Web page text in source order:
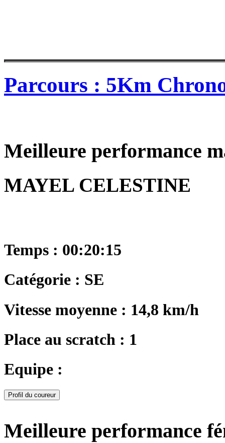
Parcours : 5Km
Meilleure performance
MAYEL CELESTINE
Temps : 00:20:15
Catégorie : SE
Vitesse moyenne : 14,8 km/h
Place au scratch : 1
Equipe :
Profil du coureur
Meilleure performance